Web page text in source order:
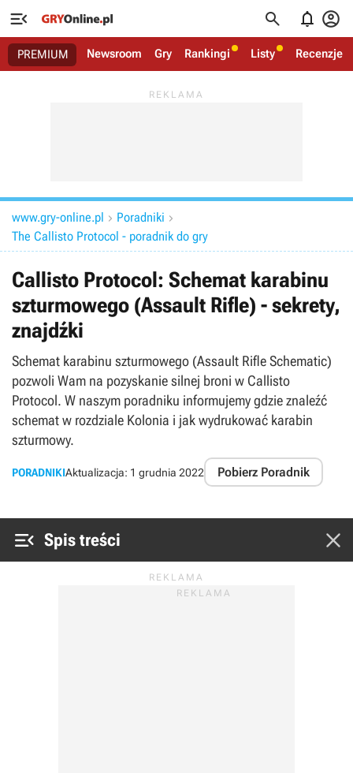
   
PREMIUM Newsroom Gry Rankingi Listy Recenzje
www.gry-online.pl  Poradniki 
The Callisto Protocol - poradnik do gry
Callisto Protocol: Schemat karabinu
szturmowego (Assault Rifle) - sekrety,
znajdźki
Schemat karabinu szturmowego (Assault Rifle Schematic)
pozwoli Wam na pozyskanie silnej broni w Callisto
Protocol. W naszym poradniku informujemy gdzie znaleźć
schemat w rozdziale Kolonia i jak wydrukować karabin
szturmowy.
PORADNIKIAktualizacja: 1 grudnia 2022 Pobierz Poradnik
 Spis treści 